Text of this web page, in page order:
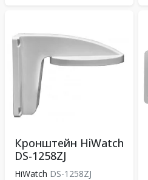
Кронштейн HiWatch
DS-1258ZJ
HiWatch DS-1258ZJ